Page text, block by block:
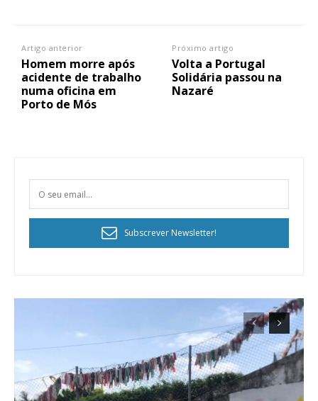
Artigo anterior
Homem morre após
acidente de trabalho
numa oficina em
Porto de Mós
Próximo artigo
Volta a Portugal
Solidária passou na
Nazaré
Subscrever Newsletter!